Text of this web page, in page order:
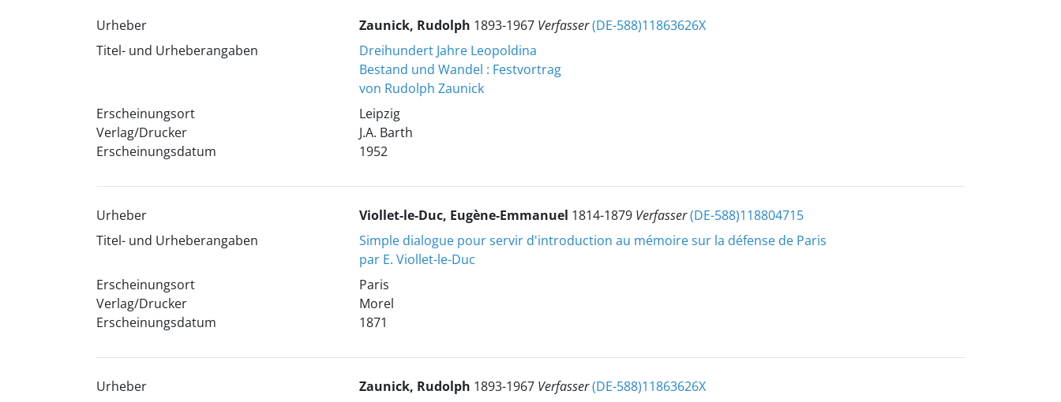
Urheber Zaunick, Rudolph 1893-1967 Verfasser(DE-588)11863626X
Titel- und Urheberangaben
Dreihundert Jahre Leopoldina
Bestand und Wandel : Festvortrag
von Rudolph Zaunick
Erscheinungsort
Verlag/Drucker
Erscheinungsdatum
Leipzig
J.A. Barth
1952
Urheber Viollet-le-Duc, Eugène-Emmanuel 1814-1879 Verfasser(DE-588)118804715
Titel- und Urheberangaben
Simple dialogue pour servir d'introduction au mémoire sur la défense de Paris
par E. Viollet-le-Duc
Erscheinungsort
Verlag/Drucker
Erscheinungsdatum
Paris
Morel
1871
Urheber Zaunick, Rudolph 1893-1967 Verfasser(DE-588)11863626X